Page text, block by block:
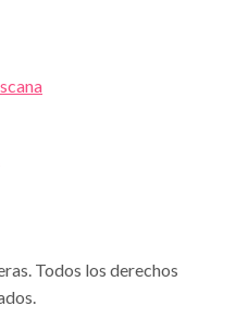
Todos los derechos